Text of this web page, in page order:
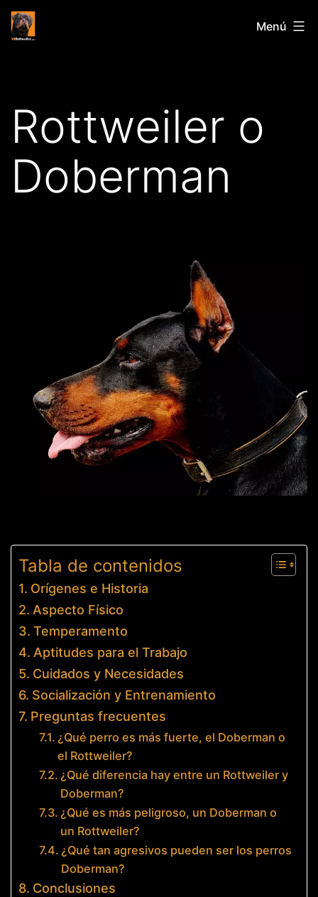
Saltar
Mirottweiler.com Menú
Rottweiler o
Doberman
Tabla de contenidos
Orígenes e Historia
Aspecto Físico
Temperamento
Aptitudes para el Trabajo
Cuidados y Necesidades
Socialización y Entrenamiento
Preguntas frecuentes
¿Qué perro es más fuerte, el Doberman o
el Rottweiler?
¿Qué diferencia hay entre un Rottweiler y
Doberman?
¿Qué es más peligroso, un Doberman o
un Rottweiler?
¿Qué tan agresivos pueden ser los perros
Doberman?
Conclusiones